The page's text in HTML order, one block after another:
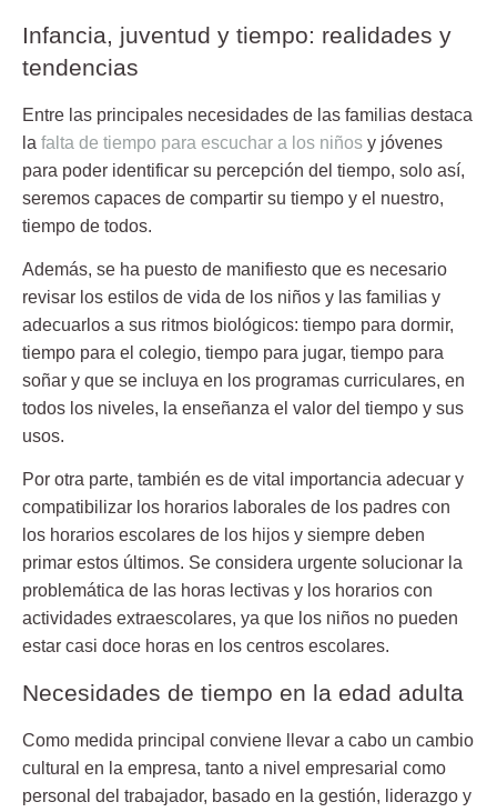
Infancia, juventud y tiempo: realidades y
tendencias
Entre las principales necesidades de las familias destaca
la falta de tiempo para escuchar a los niños y jóvenes
para poder identificar su percepción del tiempo, solo así,
seremos capaces de compartir su tiempo y el nuestro,
tiempo de todos.
Además, se ha puesto de manifiesto que es necesario
revisar los estilos de vida de los niños y las familias y
adecuarlos a sus ritmos biológicos: tiempo para dormir,
tiempo para el colegio, tiempo para jugar, tiempo para
soñar y que se incluya en los programas curriculares, en
todos los niveles, la enseñanza el valor del tiempo y sus
usos.
Por otra parte, también es de vital importancia adecuar y
compatibilizar los horarios laborales de los padres con
los horarios escolares de los hijos y siempre deben
primar estos últimos. Se considera urgente solucionar la
problemática de las horas lectivas y los horarios con
actividades extraescolares, ya que los niños no pueden
estar casi doce horas en los centros escolares.
Necesidades de tiempo en la edad adulta
Como medida principal conviene llevar a cabo un cambio
cultural en la empresa, tanto a nivel empresarial como
personal del trabajador, basado en la gestión, liderazgo y